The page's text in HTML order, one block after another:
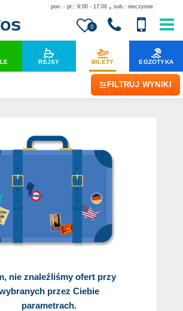
0
pon. - pt.: 9:00 - 17:00 , sob.: nieczynne
REJSY BILETY EGZOTYKA
FILTRUJ WYNIKI
nie znaleźliśmy ofert przy
przez Ciebie
parametrach.